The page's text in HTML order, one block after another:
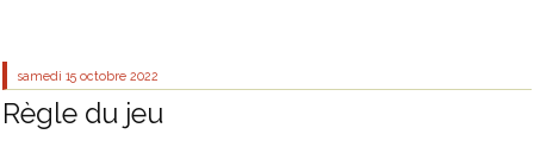
samedi 15 octobre 2022
Règle du jeu